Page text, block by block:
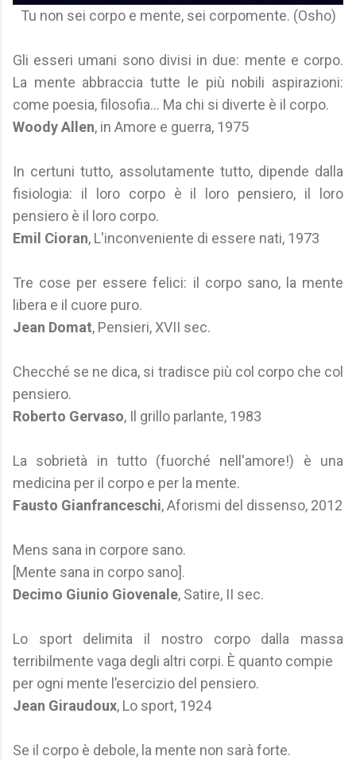
Tu non sei corpo e mente, sei corpomente. (Osho)
Gli esseri umani sono divisi in due: mente e corpo.
La mente abbraccia tutte le più nobili aspirazioni:
come poesia, filosofia... Ma chi si diverte è il corpo.
Woody Allen, in Amore e guerra, 1975
In certuni tutto, assolutamente tutto, dipende dalla
fisiologia: il loro corpo è il loro pensiero, il loro
pensiero è il loro corpo.
Emil Cioran, L'inconveniente di essere nati, 1973
Tre cose per essere felici: il corpo sano, la mente
libera e il cuore puro.
Jean Domat, Pensieri, XVII sec.
Checché se ne dica, si tradisce più col corpo che col
pensiero.
Roberto Gervaso, Il grillo parlante, 1983
La sobrietà in tutto (fuorché nell'amore!) è una
medicina per il corpo e per la mente.
Fausto Gianfranceschi, Aforismi del dissenso, 2012
Mens sana in corpore sano.
[Mente sana in corpo sano].
Decimo Giunio Giovenale, Satire, II sec.
Lo sport delimita il nostro corpo dalla massa
terribilmente vaga degli altri corpi. È quanto compie
per ogni mente l’esercizio del pensiero.
Jean Giraudoux, Lo sport, 1924
Se il corpo è debole, la mente non sarà forte.